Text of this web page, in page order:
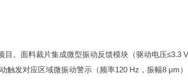
目。面料裁片集成微型振动反馈模块（驱动电压≤3.3
触发对应区域微振动警示（频率120 Hz，振幅8 μm）